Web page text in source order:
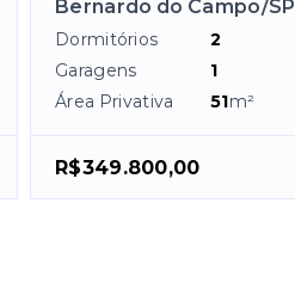
Bernardo do Campo/SP
Dormitórios
2
Garagens
1
Área Privativa
51m²
R$349.800,00